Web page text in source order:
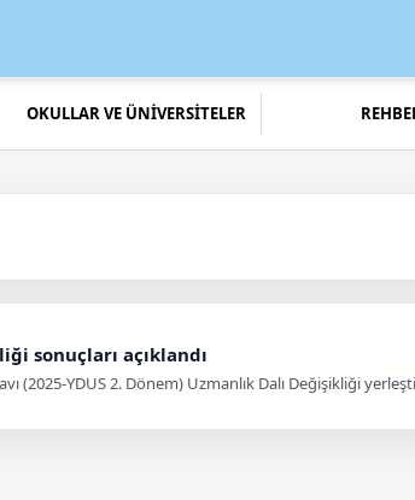
OKULLAR VE ÜNİVERSİTELER
sonuçları açıklandı
(2025-YDUS 2. Dönem) Uzmanlık Dalı Değişikliği